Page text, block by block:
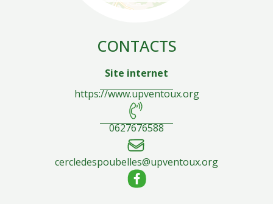
CONTACTS
Site internet
https://www.upventoux.org
0627676588
cercledespoubelles@upventoux.org